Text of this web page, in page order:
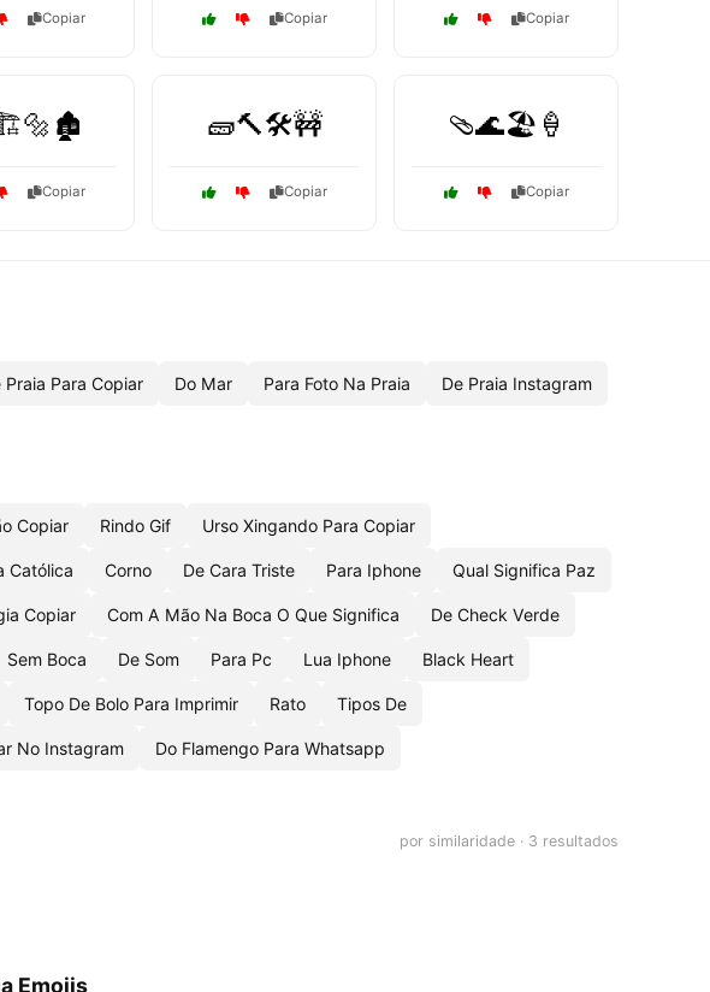
Copiar Copiar Copiar
Copiar
🧱🔨🛠️🚧
Copiar
🩴🌊🏖️🍦
Copiar
Praia Para Copiar Do Mar Para Foto Na Praia De Praia Instagram
Copiar Rindo Gif Urso Xingando Para Copiar
Católica Corno De Cara Triste Para Iphone Qual Significa Paz
Copiar Com A Mão Na Boca O Que Significa De Check Verde
Sem Boca De Som Para Pc Lua Iphone Black Heart
Topo De Bolo Para Imprimir Rato Tipos De
No Instagram Do Flamengo Para Whatsapp
por similaridade · 3 resultados
Emojis